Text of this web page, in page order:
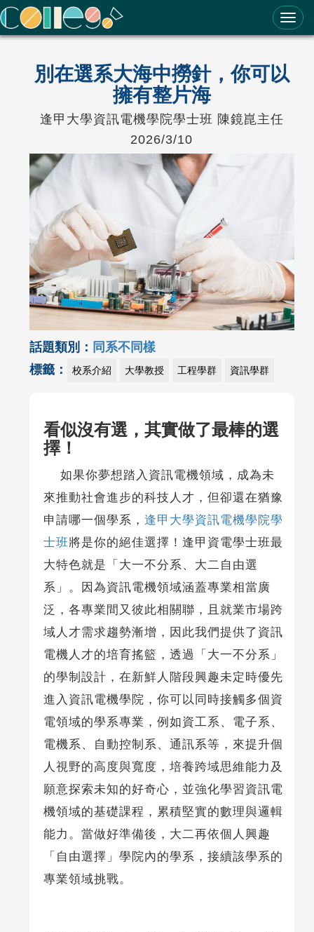
ColleGo! 大學選才與高中育才輔助系統
別在選系大海中撈針，你可以
擁有整片海
逢甲大學資訊電機學院學士班 陳鏡崑主任
2026/3/10
話題類別： 同系不同樣
標籤：
校系介紹 大學教授 工程學群 資訊學群
看似沒有選，其實做了最棒的選
擇！
如果你夢想踏入資訊電機領域，成為未
來推動社會進步的科技人才，但卻還在猶豫
申請哪一個學系， 逢甲大學資訊電機學院學
士班將是你的絕佳選擇！逢甲資電學士班最
大特色就是「大一不分系、大二自由選
系」。因為資訊電機領域涵蓋專業相當廣
泛，各專業間又彼此相關聯，且就業市場跨
域人才需求趨勢漸增，因此我們提供了資訊
電機人才的培育搖籃，透過「大一不分系」
的學制設計，在新鮮人階段興趣未定時優先
進入資訊電機學院，你可以同時接觸多個資
電領域的學系專業，例如資工系、電子系、
電機系、自動控制系、通訊系等，來提升個
人視野的高度與寬度，培養跨域思維能力及
願意探索未知的好奇心，並強化學習資訊電
機領域的基礎課程，累積堅實的數理與邏輯
能力。當做好準備後，大二再依個人興趣
「自由選擇」學院內的學系，接續該學系的
專業領域挑戰。